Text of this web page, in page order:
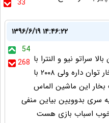
33
۱۳۹۶/۶/۱۹ ۱۴:۴۶:۲۲
54
268 سراتو نیو و النترا با
موتور ۲۰۰۰‌سی‌سی ۱۵۲ اسب بخار توان داره ولی ۲۰۰۸ با
توربو شارژ ۱۶۵ اسب بخار این ماشین الماس
سری بدوویین بیاین منفی
اسباب بازی هست